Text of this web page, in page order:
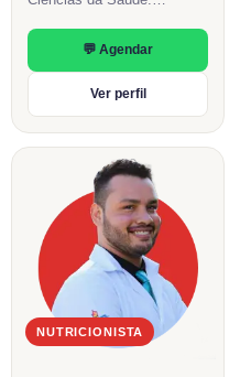
baseada em evidências
com foco em saúde
metabólica e longevidade.
💬 Agendar
Ver perfil
NUTRICIONISTA